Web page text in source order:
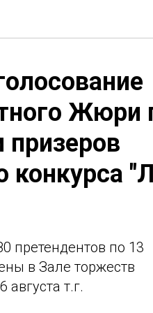
Жюри
призеров
конкурса
претендентов по 13
в Зале торжеств
августа т.г.